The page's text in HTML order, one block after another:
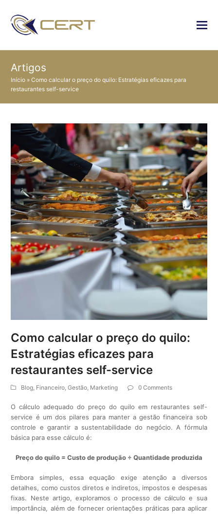
Artigos
Início »Como calcular o preço do quilo: Estratégias eficazes para
restaurantes self-service
Como calcular o preço do quilo:
Estratégias eficazes para
restaurantes self-service
Blog, Financeiro,Gestão, Marketing 0 Comments
O cálculo adequado do preço do quilo em restaurantes self-
service é um dos pilares para manter a gestão financeira sob
controle e garantir a sustentabilidade do negócio. A fórmula
básica para esse cálculo é:
Preço do quilo = Custo de produção ÷ Quantidade produzida
Embora simples, essa equação exige atenção a diversos
detalhes, como custos diretos e indiretos, impostos e despesas
fixas. Neste artigo, exploramos o processo de cálculo e sua
importância, além de fornecer orientações práticas para aplicar